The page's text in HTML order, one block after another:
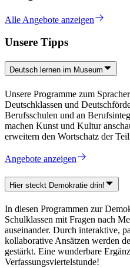
Alle Angebote anzeigen
Unsere Tipps
Deutsch lernen im Museum
Unsere Programme zum
Deutschklassen und
Berufsschulen und an
machen Kunst und Kultur
erweitern den Wortschatz der
Angebote anzeigen
Hier steckt Demokratie drin!
In diesen Programmen zur
Schulklassen mit Fragen nach
auseinander. Durch interaktive,
kollaborative Ansätzen werden
gestärkt. Eine wunderbare
Verfassungsviertelstunde!